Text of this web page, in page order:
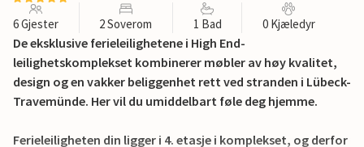
6 Gjester 2 Soverom 1 Bad 0 Kjæledyr
De eksklusive ferieleilighetene i High End-
leilighetskomplekset kombinerer møbler av høy kvalitet,
design og en vakker beliggenhet rett ved stranden i Lübeck-
Travemünde. Her vil du umiddelbart føle deg hjemme.
Ferieleiligheten din ligger i 4. etasje i komplekset, og derfor